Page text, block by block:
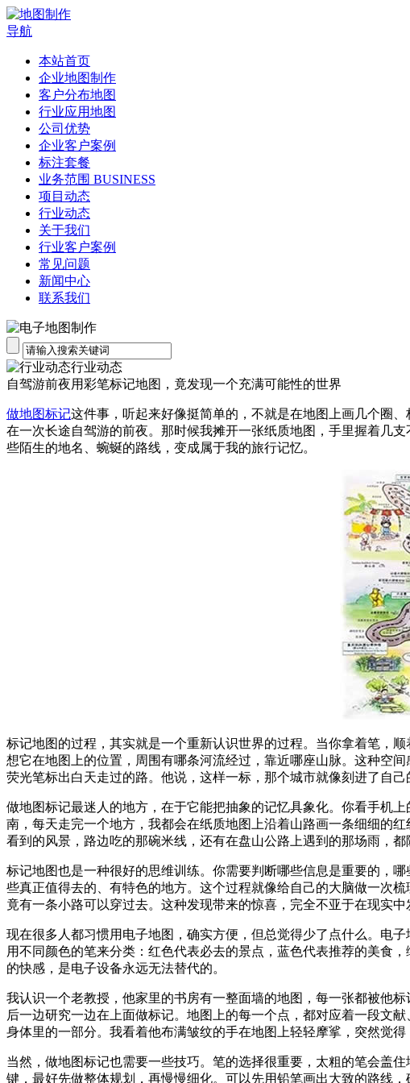
导航
本站首页
企业地图制作
客户分布地图
行业应用地图
公司优势
企业客户案例
标注套餐
业务范围 BUSINESS
项目动态
行业动态
关于我们
行业客户案例
常见问题
新闻中心
联系我们
行业动态
自驾游前夜用彩笔标记地图，竟发现一个充满可能性的世界
做地图标记这件事，听起来好像挺简单的，不就是在地图上画几个圈
在一次长途自驾游的前夜。那时候我摊开一张纸质地图，手里握着几
些陌生的地名、蜿蜒的路线，变成属于我的旅行记忆。
标记地图的过程，其实就是一个重新认识世界的过程。当你拿着笔，
想它在地图上的位置，周围有哪条河流经过，靠近哪座山脉。这种空
荧光笔标出白天走过的路。他说，这样一标，那个城市就像刻进了自己
做地图标记最迷人的地方，在于它能把抽象的记忆具象化。你看手机
南，每天走完一个地方，我都会在纸质地图上沿着山路画一条细细的
看到的风景，路边吃的那碗米线，还有在盘山公路上遇到的那场雨，都
标记地图也是一种很好的思维训练。你需要判断哪些信息是重要的，
些真正值得去的、有特色的地方。这个过程就像给自己的大脑做一次
竟有一条小路可以穿过去。这种发现带来的惊喜，完全不亚于在现实中
现在很多人都习惯用电子地图，确实方便，但总觉得少了点什么。电
用不同颜色的笔来分类：红色代表必去的景点，蓝色代表推荐的美食
的快感，是电子设备永远无法替代的。
我认识一个老教授，他家里的书房有一整面墙的地图，每一张都被他
后一边研究一边在上面做标记。地图上的每一个点，都对应着一段文
身体里的一部分。我看着他布满皱纹的手在地图上轻轻摩挲，突然觉
当然，做地图标记也需要一些技巧。笔的选择很重要，太粗的笔会盖
键，最好先做整体规划，再慢慢细化。可以先用铅笔画出大致的路线